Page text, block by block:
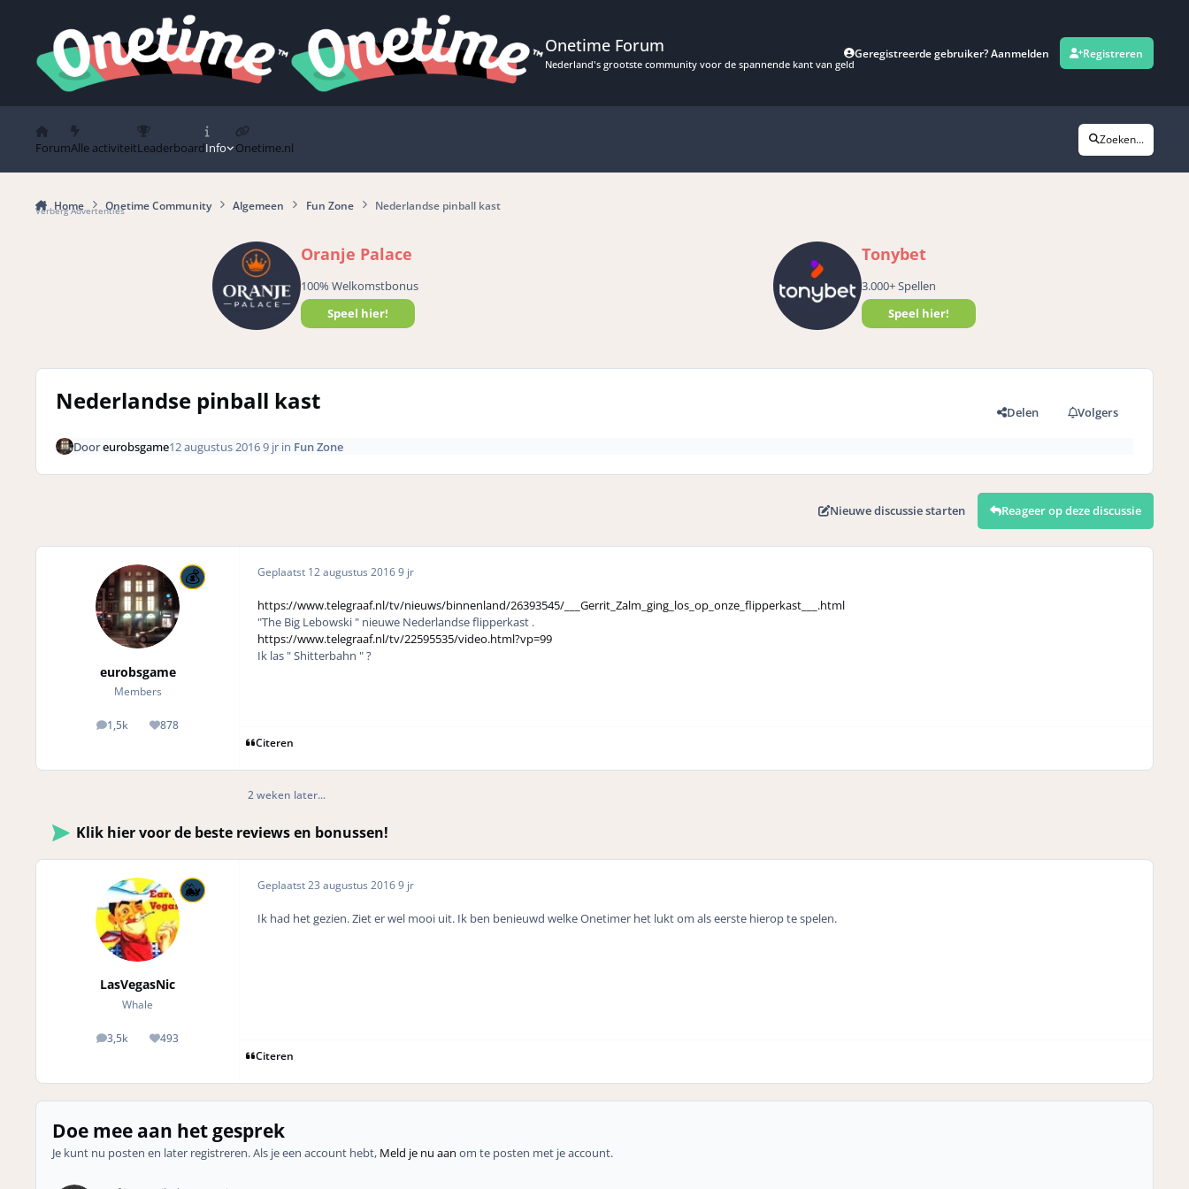
Onetime Forum
Nederland's grootste community voor de spannende kant van geld
Geregistreerde gebruiker? Aanmelden Registreren
ForumAlle activiteitLeaderboardInfo Onetime.nl
Zoeken...
Home Onetime Community Algemeen Fun Zone Nederlandse pinball kast
Verberg Advertenties
Oranje Palace
100% Welkomstbonus
Speel hier!
Tonybet
3.000+ Spellen
Speel hier!
Nederlandse pinball kast Delen Volgers
Dooreurobsgame12 augustus 20169 jrin Fun Zone
Nieuwe discussie starten Reageer op deze discussie
eurobsgame
Members
1,5k
posts 878
Reputation
Geplaatst 12 augustus 20169 jr
https://www.telegraaf.nl/tv/nieuws/binnenland/26393545/___Gerrit_Zalm_ging_los_op_onze_flipperkast___.html
"The Big Lebowski " nieuwe Nederlandse flipperkast .
https://www.telegraaf.nl/tv/22595535/video.html?vp=99
Ik las " Shitterbahn " ?
Citeren
2 weken later...
Klik hier voor de beste reviews en bonussen!
LasVegasNic
Whale
3,5k
posts 493
Reputation
Geplaatst23 augustus 20169 jr
Ik had het gezien. Ziet er wel mooi uit. Ik ben benieuwd welke Onetimer het lukt om als eerste hierop te spelen.
Citeren
Doe mee aan het gesprek
Je kunt nu posten en later registreren. Als je een account hebt, Meld je nu aan om te posten met je account.